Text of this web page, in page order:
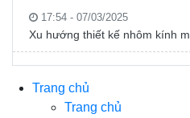
17:54 - 07/03/2025
Xu hướng thiết kế nhôm kính
Trang chủ
Trang chủ